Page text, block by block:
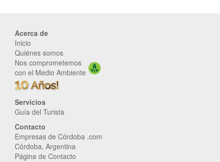
Acerca de
Inicio
Quiénes somos
Nos comprometemos
con el Medio Ambiente
Servicios
Guía del Turista
Contacto
Empresas de Córdoba .com
Córdoba, Argentina
Página de Contacto